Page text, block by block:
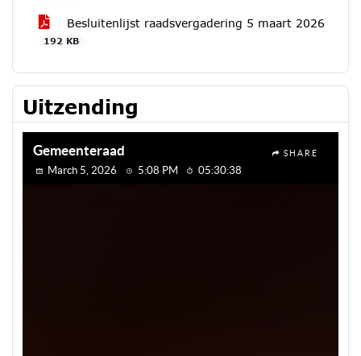
Besluitenlijst raadsvergadering 5 maart 2026
192 KB
Uitzending